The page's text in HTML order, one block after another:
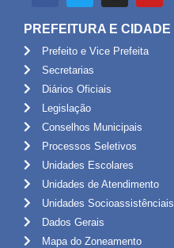
PREFEITURA E CIDADE
Prefeito e Vice Prefeita
Secretarias
Diários Oficiais
Legislação
Conselhos Municipais
Processos Seletivos
Unidades Escolares
Unidades de Atendimento
Unidades Socioassistênciais
Dados Gerais
Mapa do Zoneamento